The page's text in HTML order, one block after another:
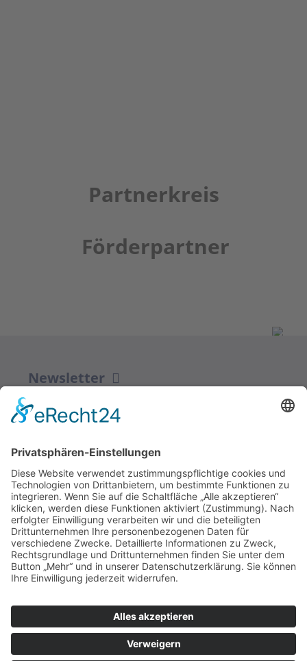
Partnerkreis
Förderpartner
Newsletter
ZUR ANMELDUNG
Redaktion bbkult.net
Centrum Bavaria Bohemia (CeBB)
Dr. Veronika Hofinger
Freyung 1, 92539 Schönsee
Tel.:+49 (0)9674 / 92 48 78
veronika.hofinger@cebb.de